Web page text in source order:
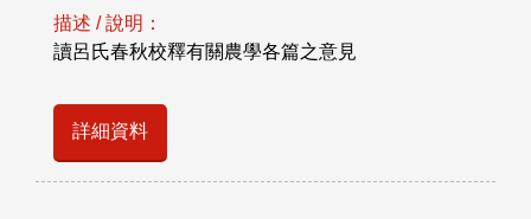
描述 / 說明：
讀呂氏春秋校釋有關農學各篇之意見
詳細資料